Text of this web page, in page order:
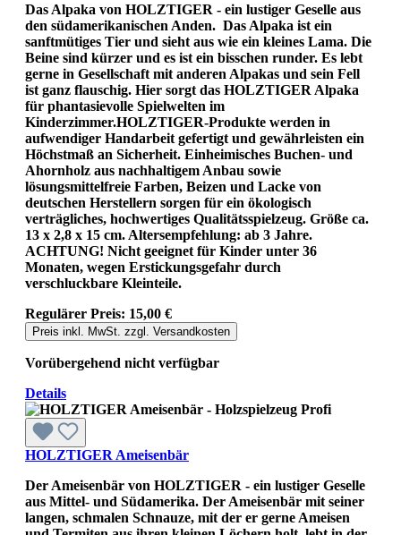
Das Alpaka von HOLZTIGER - ein lustiger Geselle aus
den südamerikanischen Anden. Das Alpaka ist ein
sanftmütiges Tier und sieht aus wie ein kleines Lama. Die
Beine sind kürzer und es ist ein bisschen runder. Es lebt
gerne in Gesellschaft mit anderen Alpakas und sein Fell
ist ganz flauschig. Hier sorgt das HOLZTIGER Alpaka
für phantasievolle Spielwelten im
Kinderzimmer.HOLZTIGER-Produkte werden in
aufwendiger Handarbeit gefertigt und gewährleisten ein
Höchstmaß an Sicherheit. Einheimisches Buchen- und
Ahornholz aus nachhaltigem Anbau sowie
lösungsmittelfreie Farben, Beizen und Lacke von
deutschen Herstellern sorgen für ein ökologisch
verträgliches, hochwertiges Qualitätsspielzeug. Größe ca.
13 x 2,8 x 15 cm. Altersempfehlung: ab 3 Jahre.
ACHTUNG! Nicht geeignet für Kinder unter 36
Monaten, wegen Erstickungsgefahr durch
verschluckbare Kleinteile.
Regulärer Preis: 15,00 €
Preis inkl. MwSt. zzgl. Versandkosten
Vorübergehend nicht verfügbar
Details
HOLZTIGER Ameisenbär
Der Ameisenbär von HOLZTIGER - ein lustiger Geselle
aus Mittel- und Südamerika. Der Ameisenbär mit seiner
langen, schmalen Schnauze, mit der er gerne Ameisen